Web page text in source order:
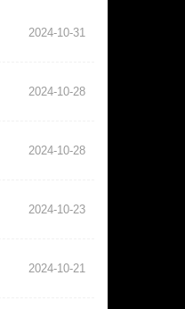
2024-10-31
2024-10-28
2024-10-28
2024-10-23
2024-10-21